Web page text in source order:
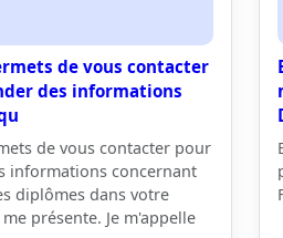
de vous contacter
des informations
de vous contacter pour
informations concernant
diplômes dans votre
présente. Je m'appelle